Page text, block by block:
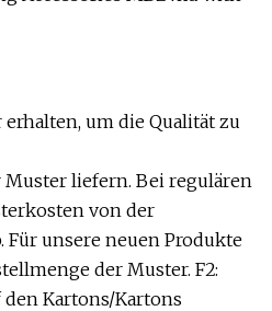
erhalten, um die Qualität zu
liefern. Bei regulären
von der
Für unsere neuen Produkte
der Muster. F2:
Kartons/Kartons